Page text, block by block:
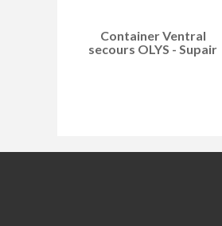
Container Ventral
secours OLYS - Supair